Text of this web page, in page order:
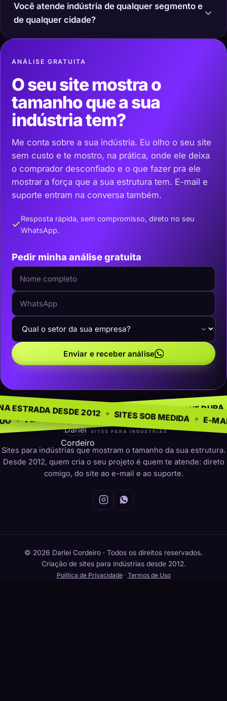
Você atende indústria de qualquer segmento e
de qualquer cidade?
ANÁLISE GRATUITA
O seu site mostra o
tamanho que a sua
indústria tem?
Me conta sobre a sua indústria. Eu olho o seu site
sem custo e te mostro, na prática, onde ele deixa
o comprador desconfiado e o que fazer pra ele
mostrar a força que a sua estrutura tem. E-mail e
suporte entram na conversa também.
Resposta rápida, sem compromisso, direto no seu
WhatsApp.
Pedir minha análise gratuita
Enviar e receber análise
INDÚSTRIAS ✦ PRESENÇA QUE DURA SEM
✦ NA ESTRADA DESDE 2012 ✦ SITES SOB
darleicordeiro
SITES PARA INDÚSTRIAS
Sites para indústrias que mostram o tamanho da sua estrutura.
Desde 2012, quem cria o seu projeto é quem te atende: direto
comigo, do site ao e-mail e ao suporte.
© 2026 Darlei Cordeiro · Todos os direitos reservados.
Criação de sites para indústrias desde 2012.
Política de Privacidade· Termos de Uso